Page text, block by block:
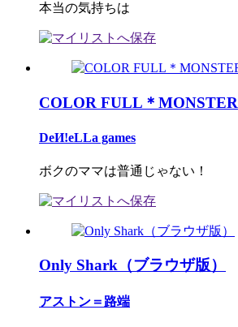
本当の気持ちは
COLOR FULL＊MONSTER
DeИ!eLLa games
ボクのママは普通じゃない！
Only Shark（ブラウザ版）
アストン＝路端